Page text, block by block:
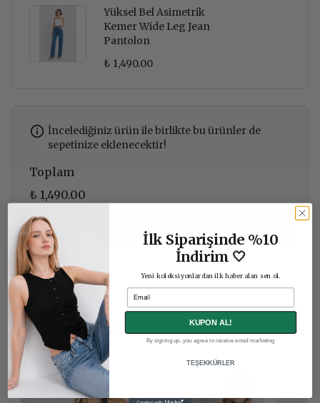
Yüksel Bel Asimetrik
Kemer Wide Leg Jean
Pantolon
₺ 1,490.00
İncelediğiniz ürün ile birlikte bu ürünler de
sepetinize eklenecektir!
Toplam
₺ 1,490.00
Birlikte Sepete Ekle (1)
Benzer Ürünler
İlk Siparişinde %10
İndirim 🤍
Yeni koleksiyonlardan ilk haber alan sen ol.
Email
KUPON AL!
By signing up, you agree to receive email marketing
TEŞEKKÜRLER